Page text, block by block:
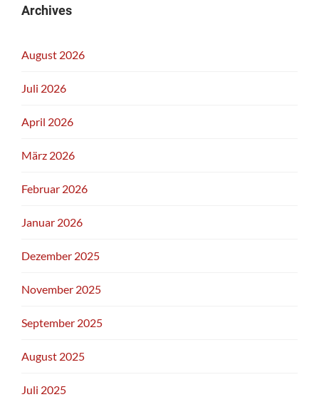
Archives
August 2026
Juli 2026
April 2026
März 2026
Februar 2026
Januar 2026
Dezember 2025
November 2025
September 2025
August 2025
Juli 2025